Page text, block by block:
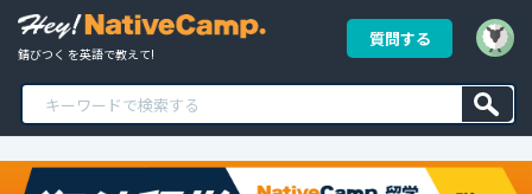
錆びつく を英語で教えて!
質問する